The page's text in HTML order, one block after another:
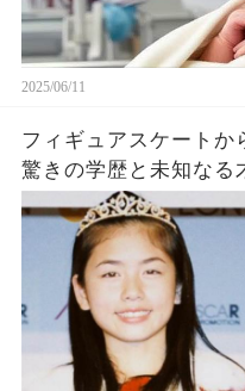
2025/06/11
フィギュアスケートか
驚きの学歴と未知なる